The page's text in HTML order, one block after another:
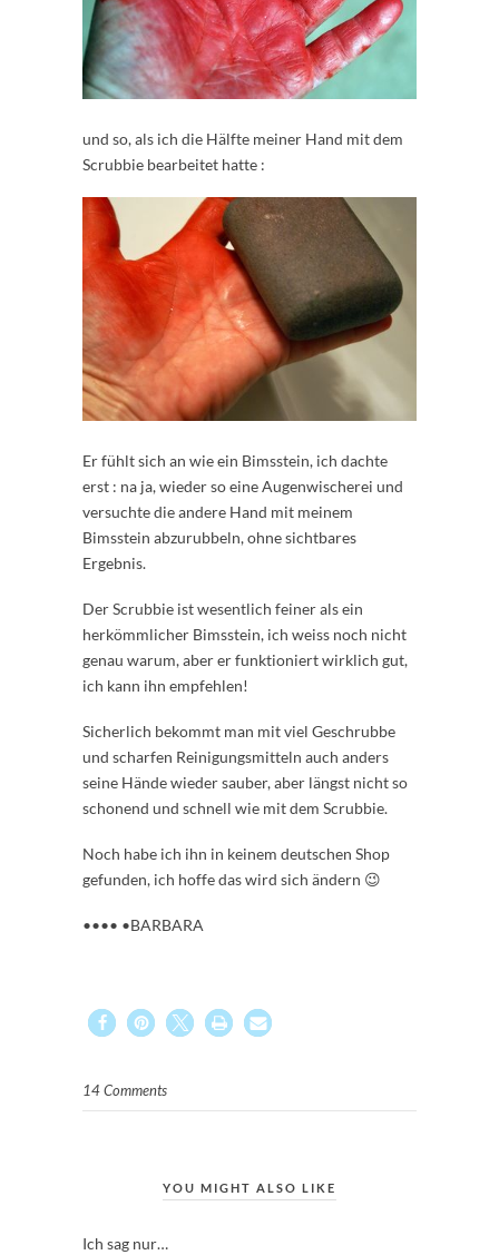
und so, als ich die Hälfte meiner Hand mit dem
Scrubbie bearbeitet hatte :
Er fühlt sich an wie ein Bimsstein, ich dachte
erst : na ja, wieder so eine Augenwischerei und
versuchte die andere Hand mit meinem
Bimsstein abzurubbeln, ohne sichtbares
Ergebnis.
Der Scrubbie ist wesentlich feiner als ein
herkömmlicher Bimsstein, ich weiss noch nicht
genau warum, aber er funktioniert wirklich gut,
ich kann ihn empfehlen!
Sicherlich bekommt man mit viel Geschrubbe
und scharfen Reinigungsmitteln auch anders
seine Hände wieder sauber, aber längst nicht so
schonend und schnell wie mit dem Scrubbie.
Noch habe ich ihn in keinem deutschen Shop
gefunden, ich hoffe das wird sich ändern 😉
•••• •BARBARA
14 Comments
YOU MIGHT ALSO LIKE
Ich sag nur…